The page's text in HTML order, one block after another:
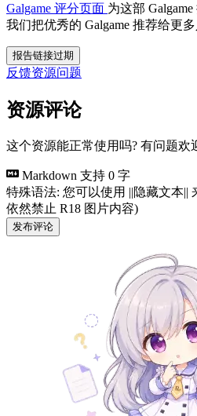
Galgame 评分页面 为这部
我们把优秀的 Galgame 推荐给更
报告链接过期
反馈资源问题
资源评论
这个资源能正常使用吗? 有问题欢
Markdown 支持 0 字
特殊语法: 您可以使用 ||隐藏文本||
依然禁止 R18 图片内容)
发布评论